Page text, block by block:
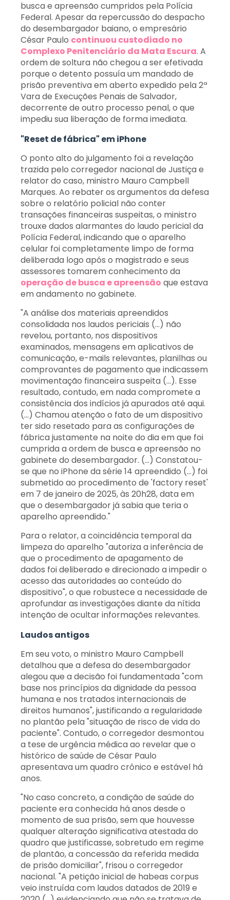
busca e apreensão cumpridos pela Polícia
Federal. Apesar da repercussão do despacho
do desembargador baiano, o empresário
César Paulo continuou custodiado no
Complexo Penitenciário da Mata Escura. A
ordem de soltura não chegou a ser efetivada
porque o detento possuía um mandado de
prisão preventiva em aberto expedido pela 2ª
Vara de Execuções Penais de Salvador,
decorrente de outro processo penal, o que
impediu sua liberação de forma imediata.
"Reset de fábrica" em iPhone
O ponto alto do julgamento foi a revelação
trazida pelo corregedor nacional de Justiça e
relator do caso, ministro Mauro Campbell
Marques. Ao rebater os argumentos da defesa
sobre o relatório policial não conter
transações financeiras suspeitas, o ministro
trouxe dados alarmantes do laudo pericial da
Polícia Federal, indicando que o aparelho
celular foi completamente limpo de forma
deliberada logo após o magistrado e seus
assessores tomarem conhecimento da
operação de busca e apreensão que estava
em andamento no gabinete.
"A análise dos materiais apreendidos
consolidada nos laudos periciais (...) não
revelou, portanto, nos dispositivos
examinados, mensagens em aplicativos de
comunicação, e-mails relevantes, planilhas ou
comprovantes de pagamento que indicassem
movimentação financeira suspeita (...). Esse
resultado, contudo, em nada compromete a
consistência dos indícios já apurados até aqui.
(...) Chamou atenção o fato de um dispositivo
ter sido resetado para as configurações de
fábrica justamente na noite do dia em que foi
cumprida a ordem de busca e apreensão no
gabinete do desembargador. (...) Constatou-
se que no iPhone da série 14 apreendido (...) foi
submetido ao procedimento de 'factory reset'
em 7 de janeiro de 2025, às 20h28, data em
que o desembargador já sabia que teria o
aparelho apreendido."
Para o relator, a coincidência temporal da
limpeza do aparelho "autoriza a inferência de
que o procedimento de apagamento de
dados foi deliberado e direcionado a impedir o
acesso das autoridades ao conteúdo do
dispositivo", o que robustece a necessidade de
aprofundar as investigações diante da nítida
intenção de ocultar informações relevantes.
Laudos antigos
Em seu voto, o ministro Mauro Campbell
detalhou que a defesa do desembargador
alegou que a decisão foi fundamentada "com
base nos princípios da dignidade da pessoa
humana e nos tratados internacionais de
direitos humanos", justificando a regularidade
no plantão pela "situação de risco de vida do
paciente". Contudo, o corregedor desmontou
a tese de urgência médica ao revelar que o
histórico de saúde de César Paulo
apresentava um quadro crônico e estável há
anos.
"No caso concreto, a condição de saúde do
paciente era conhecida há anos desde o
momento de sua prisão, sem que houvesse
qualquer alteração significativa atestada do
quadro que justificasse, sobretudo em regime
de plantão, a concessão da referida medida
de prisão domiciliar", frisou o corregedor
nacional. "A petição inicial de habeas corpus
veio instruída com laudos datados de 2019 e